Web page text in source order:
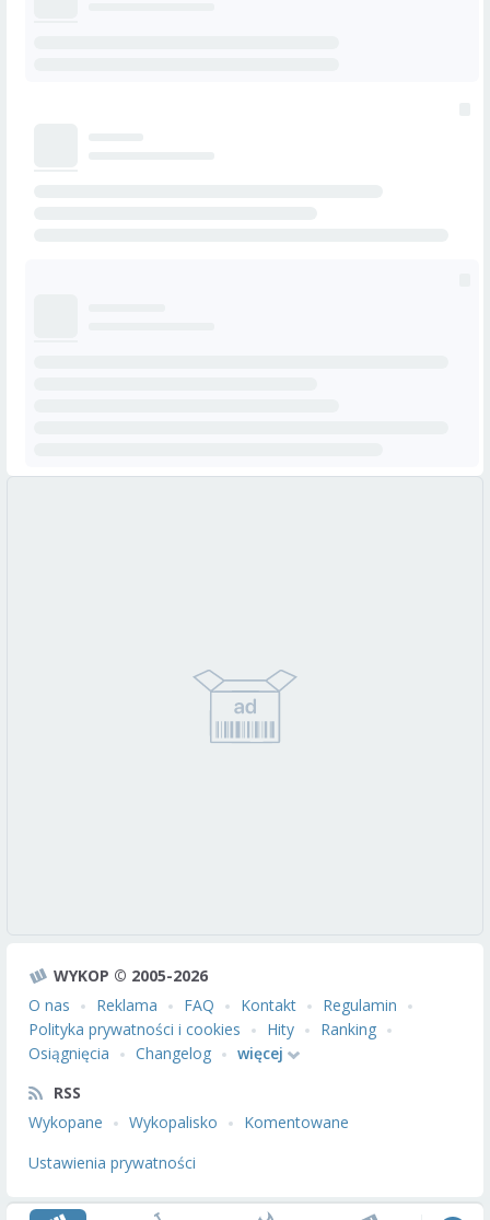
WYKOP © 2005-2026
O nas
Reklama FAQ Kontakt
Regulamin
Polityka prywatności i cookies
Hity
Ranking
Osiągnięcia
Changelog
więcej
RSS
Wykopane
Wykopalisko
Komentowane
Ustawienia prywatności